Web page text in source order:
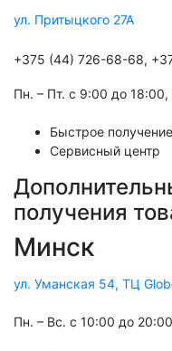
ул. Притыцкого 27А
+375 (44) 726-68-68,
Пн. – Пт. с 9:00 до
Быстрое
Сервисный центр
получения
Минск
ул. Уманская 54, ТЦ
Пн. – Вс. с 10:00 до 20:00